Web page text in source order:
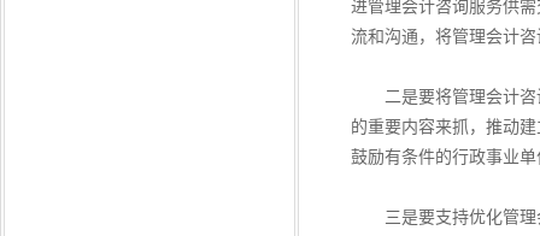
进管理会计咨询服务供
流和沟通，将管理会计
二是要将管理会计咨
的重要内容来抓，推动
鼓励有条件的行政事业
三是要支持优化管理